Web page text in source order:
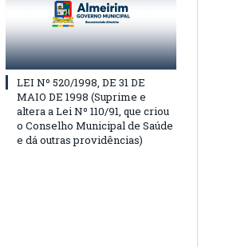
LEI Nº 520/1998, DE 31 DE
MAIO DE 1998 (Suprime e
altera a Lei Nº 110/91, que criou
o Conselho Municipal de Saúde
e dá outras providências)